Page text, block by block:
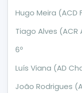
Hugo Meira (ACD
Tiago Alves
6º
Luís Viana (AD
João Rodrigues